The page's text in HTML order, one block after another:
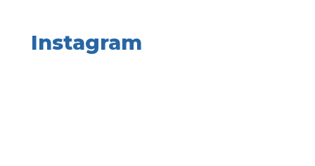
Instagram